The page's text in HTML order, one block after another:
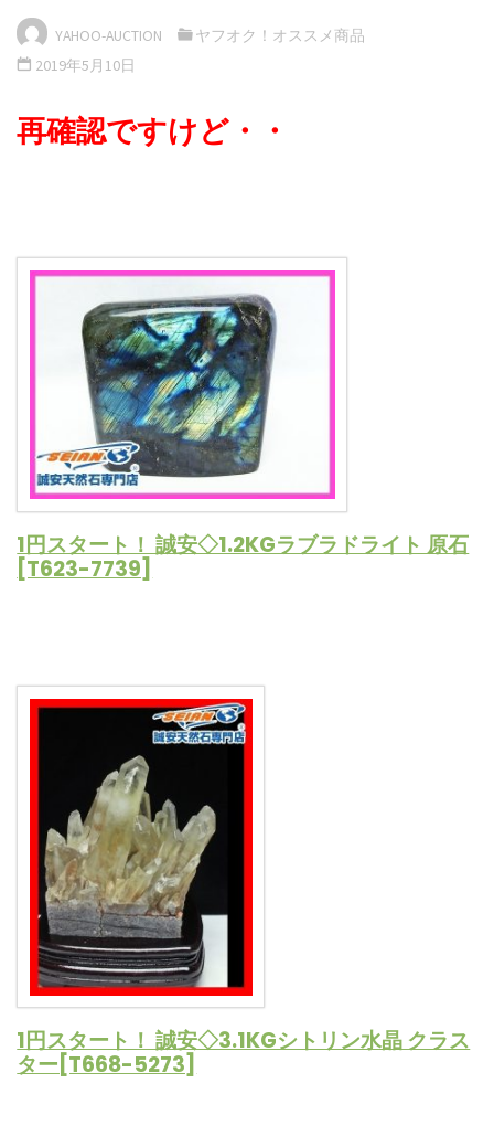
YAHOO-AUCTION
ヤフオク！オススメ商品
2019年5月10日
再確認ですけど・・
1円スタート！ 誠安◇1.2KGラブラドライト 原石
[T623-7739]
1円スタート！ 誠安◇3.1KGシトリン水晶 クラス
ター[T668-5273]